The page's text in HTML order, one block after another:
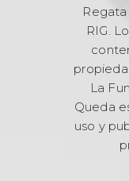
RIG.
La
Queda
uso y